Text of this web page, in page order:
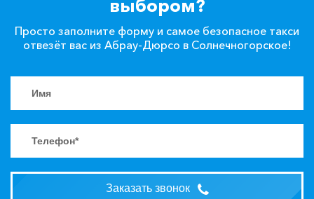
выбором?
Просто заполните форму и самое безопасное такси
отвезёт вас из Абрау-Дюрсо в Солнечногорское!
Заказать звонок